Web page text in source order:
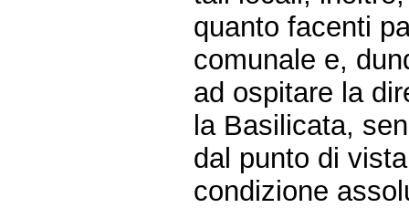
quanto facenti
comunale e,
ad ospitare la
la Basilicata,
dal punto di
condizione